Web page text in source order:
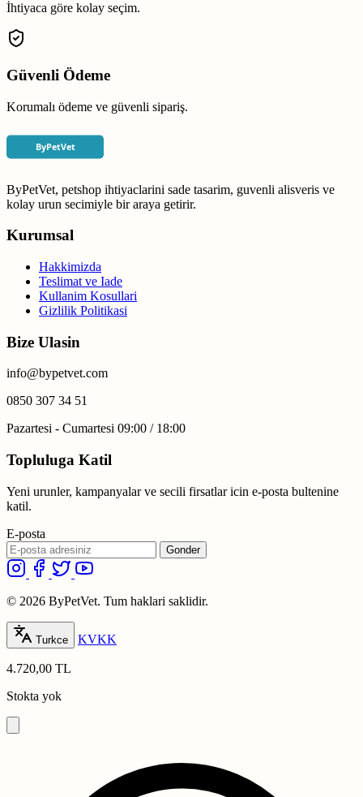
İhtiyaca göre kolay seçim.
Güvenli Ödeme
Korumalı ödeme ve güvenli sipariş.
ByPetVet, petshop ihtiyaclarini sade tasarim, guvenli alisveris ve
kolay urun secimiyle bir araya getirir.
Kurumsal
Hakkimizda
Teslimat ve Iade
Kullanim Kosullari
Gizlilik Politikasi
Bize Ulasin
info@bypetvet.com
0850 307 34 51
Pazartesi - Cumartesi 09:00 / 18:00
Topluluga Katil
Yeni urunler, kampanyalar ve secili firsatlar icin e-posta bultenine
katil.
E-posta
Gonder
© 2026 ByPetVet. Tum haklari saklidir.
Turkce KVKK
4.720,00 TL
Stokta yok